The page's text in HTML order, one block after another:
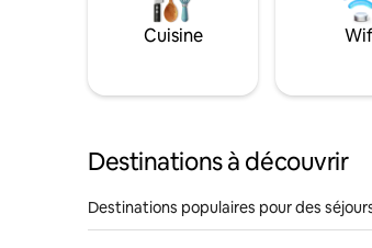
Cuisine
Destinations à découvrir
Destinations populaires pour des